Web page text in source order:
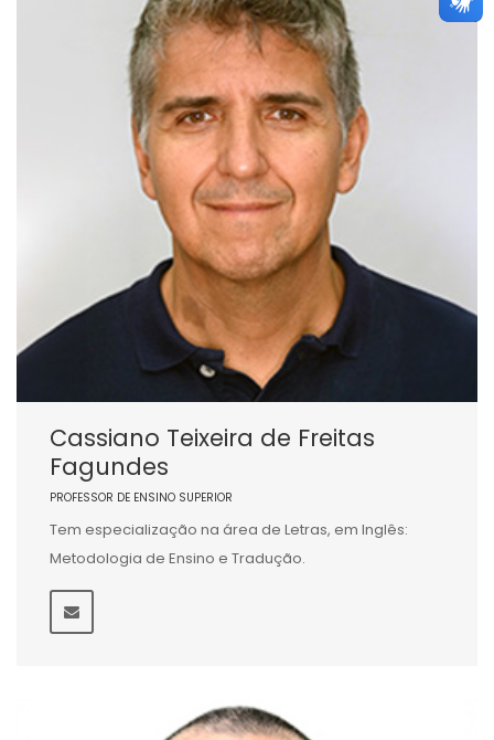
Cassiano Teixeira de Freitas
Fagundes
PROFESSOR DE ENSINO SUPERIOR
Tem especialização na área de Letras, em Inglês:
Metodologia de Ensino e Tradução.